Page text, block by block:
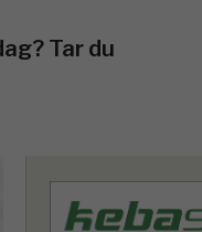
Tar du